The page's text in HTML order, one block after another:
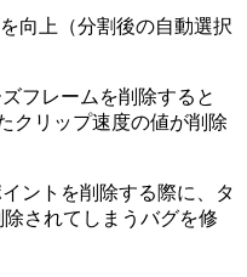
向上（分割後の自動選択
フレームを削除すると
クリップ速度の値が削除
ントを削除する際に、タ
されてしまうバグを修